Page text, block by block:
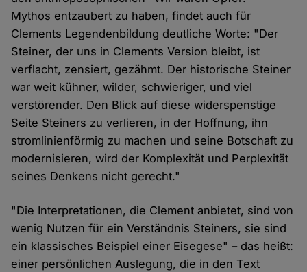
Mythos entzaubert zu haben, findet auch für
Clements Legendenbildung deutliche Worte: "Der
Steiner, der uns in Clements Version bleibt, ist
verflacht, zensiert, gezähmt. Der historische Steiner
war weit kühner, wilder, schwieriger, und viel
verstörender. Den Blick auf diese widerspenstige
Seite Steiners zu verlieren, in der Hoffnung, ihn
stromlinienförmig zu machen und seine Botschaft zu
modernisieren, wird der Komplexität und Perplexität
seines Denkens nicht gerecht."
"Die Interpretationen, die Clement anbietet, sind von
wenig Nutzen für ein Verständnis Steiners, sie sind
ein klassisches Beispiel einer Eisegese" – das heißt:
einer persönlichen Auslegung, die in den Text